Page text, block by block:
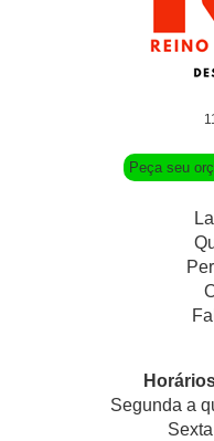
Peça seu
Segunda a